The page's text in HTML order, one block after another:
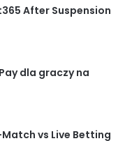
After Suspension
dla graczy na
vs Live Betting